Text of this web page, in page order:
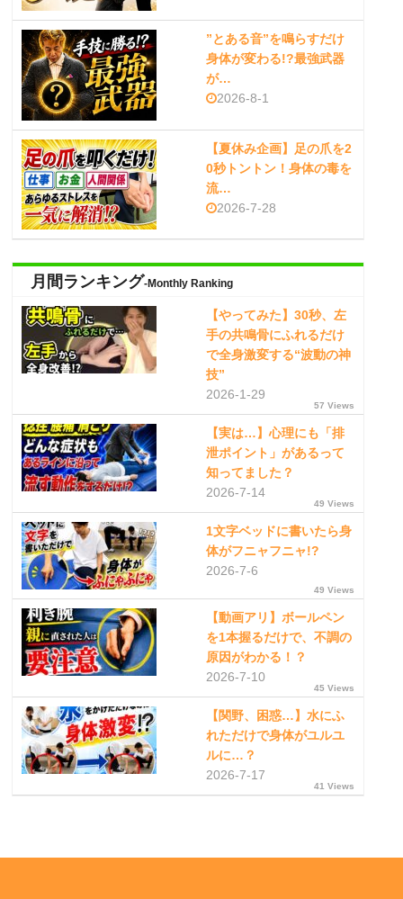
”とある音”を鳴らすだけ
身体が変わる!?最強武器
が…
2026-8-1
【夏休み企画】足の爪を2
0秒トントン！身体の毒を
流…
2026-7-28
月間ランキング-Monthly Ranking
【やってみた】30秒、左
手の共鳴骨にふれるだけ
で全身激変する“波動の神
技”
2026-1-29
57 Views
【実は…】心理にも「排
泄ポイント」があるって
知ってました？
2026-7-14
49 Views
1文字ベッドに書いたら身
体がフニャフニャ!?
2026-7-6
49 Views
【動画アリ】ボールペン
を1本握るだけで、不調の
原因がわかる！？
2026-7-10
45 Views
【関野、困惑…】水にふ
れただけで身体がユルユ
ルに…？
2026-7-17
41 Views